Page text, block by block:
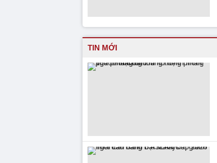
TIN MỚI